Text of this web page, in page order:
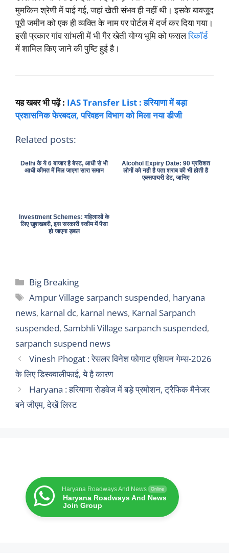
मुमकिन श्रेणी में पाई गई, जहां खेती संभव ही नहीं थी। इसके बावजूद
पूरी जमीन को एक ही व्यक्ति के नाम पर पोर्टल में दर्ज कर दिया गया।
इसी प्रकार गांव सांभली में भी गैर खेती योग्य भूमि को फसलरिकॉर्ड
में शामिल किए जाने की पुष्टि हुई है।
यह खबर भी पढ़ें : IAS Transfer List : हरियाणा में बड़ा
प्रशासनिक फेरबदल, परिवहन विभाग को मिला नया डीजी
Related posts:
Delhi के ये 6 बाजार है बेस्ट, आधी से भी
आधी कीमत में मिल जाएगा सारा समान
Alcohol Expiry Date: 90 प्रतिशत
लोगों को नही है पता शराब की भी होती है
एक्सपायरी डेट, जानिए
Investment Schemes: महिलाओं के
लिए खुशखबरी, इस सरकारी स्कीम में पैसा
हो जाएगा ड़बल
Categories
Big Breaking
Tags
Ampur Village sarpanch suspended, haryana
news, karnal dc, karnal news, Karnal Sarpanch
suspended, Sambhli Village sarpanch suspended,
sarpanch suspend news
Vinesh Phogat : रेसलर विनेश फोगाट एशियन गेम्स-2026
के लिए डिस्क्वालीफाई, ये है कारण
Haryana : हरियाणा रोडवेज में बड़े प्रमोशन, ट्रैफिक मैनेजर
बने जीएम, देखें लिस्ट
Haryana Roadways And News Online
Haryana Roadways And News
Join Group